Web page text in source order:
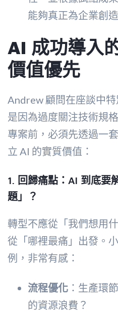
能夠真正為企業創
AI 成功導入
價值優先
Andrew 顧問在座談中
是因為過度關注技術規
專案前，必須先透過一
立 AI 的實質價值：
1. 回歸痛點：AI 到底要
題」？
轉型不應從「我們想用
從「哪裡最痛」出發。
例，非常有感：
流程優化 ：生產環
的資源浪費？